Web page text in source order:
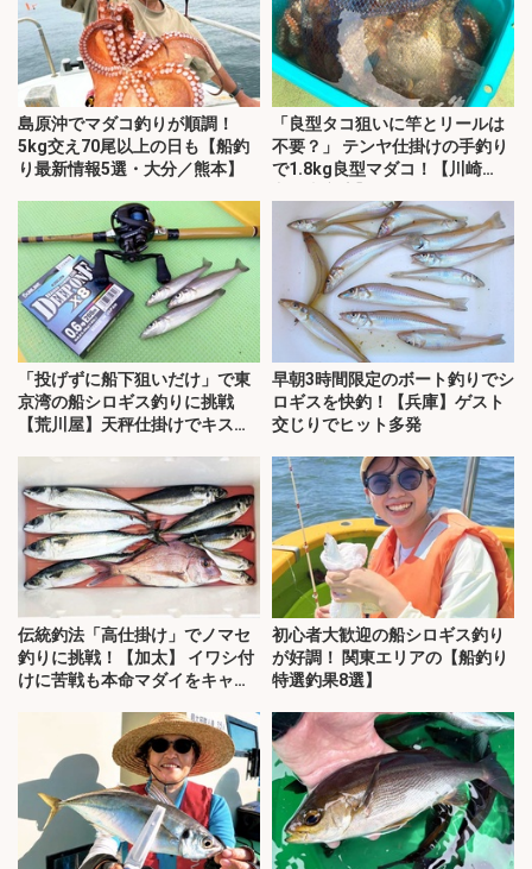
島原沖でマダコ釣りが順調！
5kg交え70尾以上の日も【船釣
り最新情報5選・大分／熊本】
「良型タコ狙いに竿とリールは
不要？」 テンヤ仕掛けの手釣り
で1.8kg良型マダコ！【川崎
「投げずに船下狙いだけ」で東
京湾の船シロギス釣りに挑戦
【荒川屋】天秤仕掛けでキス約
早朝3時間限定のボート釣りでシ
ロギスを快釣！【兵庫】ゲスト
交じりでヒット多発
伝統釣法「高仕掛け」でノマセ
釣りに挑戦！【加太】 イワシ付
けに苦戦も本命マダイをキャッ
初心者大歓迎の船シロギス釣り
が好調！ 関東エリアの【船釣り
特選釣果8選】